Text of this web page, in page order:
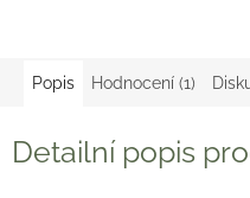
Popis Hodnocení (1)
Detailní popis